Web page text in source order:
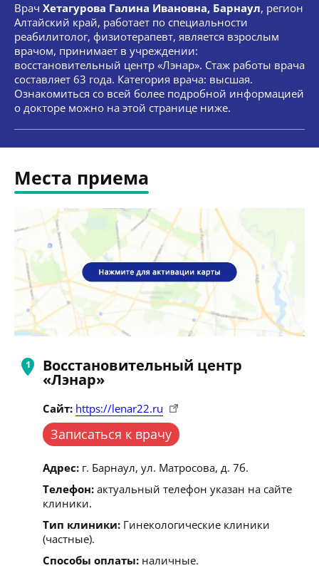
Врач Хетагурова Галина Ивановна, Барнаул, регион
Алтайский край, работает по специальности
реабилитолог, физиотерапевт, является взрослым
врачом, принимает в учреждении:
восстановительный центр «Лэнар». Стаж работы врача
составляет 63 года. Категория врача: высшая.
Ознакомиться со всей более подробной информацией
о докторе можно на этой странице ниже.
Места приема
Восстановительный центр
«Лэнар»
Сайт: https://lenar22.ru
Записаться к врачу
Адрес: г. Барнаул, ул. Матросова, д. 7б.
Телефон: актуальный телефон указан на сайте
клиники.
Тип клиники: Гинекологические клиники
(частные).
Способы оплаты: наличные.